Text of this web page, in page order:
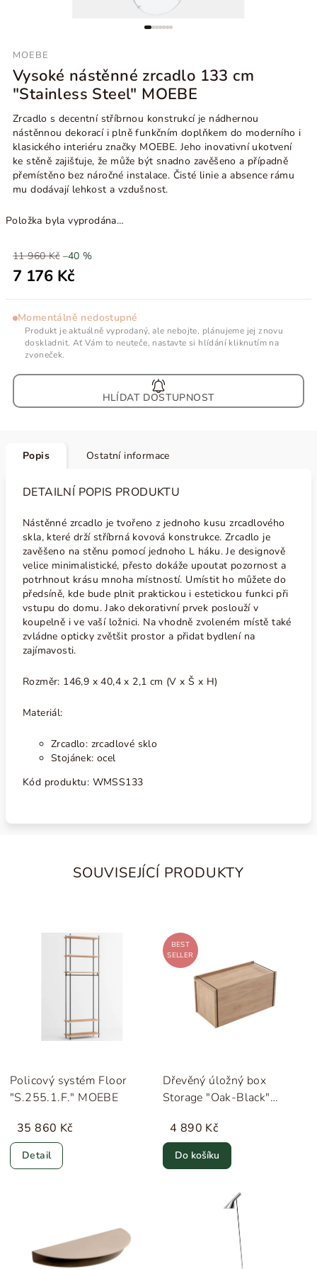
MOEBE
Vysoké nástěnné zrcadlo 133 cm
"Stainless Steel" MOEBE
Zrcadlo s decentní stříbrnou konstrukcí je nádhernou
nástěnnou dekorací i plně funkčním doplňkem do moderního i
klasického interiéru značky MOEBE. Jeho inovativní ukotvení
ke stěně zajišťuje, že může být snadno zavěšeno a případně
přemístěno bez náročné instalace. Čisté linie a absence rámu
mu dodávají lehkost a vzdušnost.
Položka byla vyprodána…
11 960 Kč –40 %
7 176 Kč
Momentálně nedostupné
Produkt je aktuálně vyprodaný, ale nebojte, plánujeme jej znovu
doskladnit. Ať Vám to neuteče, nastavte si hlídání kliknutím na
zvoneček.
HLÍDAT
Popis Ostatní informace
DETAILNÍ POPIS PRODUKTU
Nástěnné zrcadlo je tvořeno z jednoho kusu zrcadlového
skla, které drží stříbrná kovová konstrukce. Zrcadlo je
zavěšeno na stěnu pomocí jednoho L háku. Je designově
velice minimalistické, přesto dokáže upoutat pozornost a
potrhnout krásu mnoha místností. Umístit ho můžete do
předsíně, kde bude plnit praktickou i estetickou funkci při
vstupu do domu. Jako dekorativní prvek poslouží v
koupelně i ve vaší ložnici. Na vhodně zvoleném místě také
zvládne opticky zvětšit prostor a přidat bydlení na
zajímavosti.
Rozměr: 146,9 x 40,4 x 2,1 cm (V x Š x H)
Materiál:
Zrcadlo: zrcadlové sklo
Stojánek: ocel
Kód produktu: WMSS133
SOUVISEJÍCÍ PRODUKTY
Policový systém Floor
"S.255.1.F." MOEBE
35 860 Kč
Detail
BEST
SELLER
Dřevěný úložný box
Storage "Oak-Black"
4 890 Kč
Do košíku